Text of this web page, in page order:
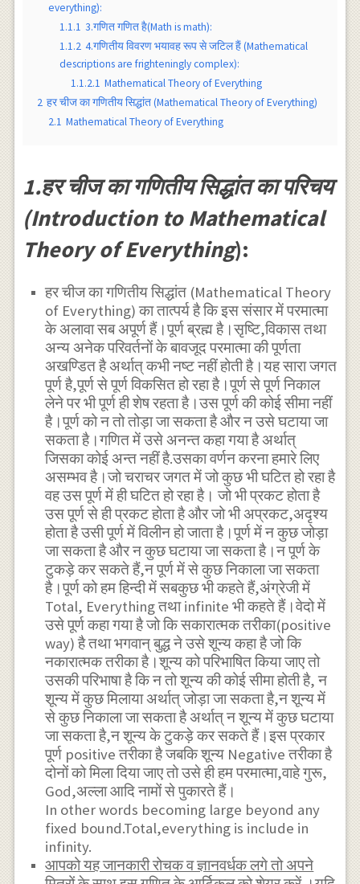
everything):
1.1.1 3.गणित गणित है(Math is math):
1.1.2 4.गणितीय विवरण भयावह रूप से जटिल हैं (Mathematical
descriptions are frighteningly complex):
1.1.2.1 Mathematical Theory of Everything
2 हर चीज का गणितीय सिद्धांत (Mathematical Theory of Everything)
2.1 Mathematical Theory of Everything
1.हर चीज का गणितीय सिद्धांत का परिचय
(Introduction to Mathematical
Theory of Everything):
हर चीज का गणितीय सिद्धांत (Mathematical Theory
of Everything) का तात्पर्य है कि इस संसार में परमात्मा
के अलावा सब अपूर्ण हैं।पूर्ण ब्रह्म है।सृष्टि,विकास तथा
अन्य अनेक परिवर्तनों के बावजूद परमात्मा की पूर्णता
अखण्डित है अर्थात् कभी नष्ट नहीं होती है।यह सारा जगत
पूर्ण है,पूर्ण से पूर्ण विकसित हो रहा है।पूर्ण से पूर्ण निकाल
लेने पर भी पूर्ण ही शेष रहता है।उस पूर्ण की कोई सीमा नहीं
है।पूर्ण को न तो तोड़ा जा सकता है और न उसे घटाया जा
सकता है।गणित में उसे अनन्त कहा गया है अर्थात्
जिसका कोई अन्त नहीं है.उसका वर्णन करना हमारे लिए
असम्भव है।जो चराचर जगत में जो कुछ भी घटित हो रहा है
वह उस पूर्ण में ही घटित हो रहा है। जो भी प्रकट होता है
उस पूर्ण से ही प्रकट होता है और जो भी अप्रकट,अदृश्य
होता है उसी पूर्ण में विलीन हो जाता है।पूर्ण में न कुछ जोड़ा
जा सकता है और न कुछ घटाया जा सकता है।न पूर्ण के
टुकड़े कर सकते हैं,न पूर्ण में से कुछ निकाला जा सकता
है।पूर्ण को हम हिन्दी में सबकुछ भी कहते हैं,अंग्रेजी में
Total, Everything तथा infinite भी कहते हैं।वेदो में
उसे पूर्ण कहा गया है जो कि सकारात्मक तरीका(positive
way) है तथा भगवान् बुद्ध ने उसे शून्य कहा है जो कि
नकारात्मक तरीका है।शून्य को परिभाषित किया जाए तो
उसकी परिभाषा है कि न तो शून्य की कोई सीमा होती है, न
शून्य में कुछ मिलाया अर्थात् जोड़ा जा सकता है,न शून्य में
से कुछ निकाला जा सकता है अर्थात् न शून्य में कुछ घटाया
जा सकता है,न शून्य के टुकड़े कर सकते हैं।इस प्रकार
पूर्ण positive तरीका है जबकि शून्य Negative तरीका है
दोनों को मिला दिया जाए तो उसे ही हम परमात्मा,वाहे गुरू,
God,अल्ला आदि नामों से पुकारते हैं।
In other words becoming large beyond any
fixed bound.Total,everything is include in
infinity.
आपको यह जानकारी रोचक व ज्ञानवर्धक लगे तो अपने